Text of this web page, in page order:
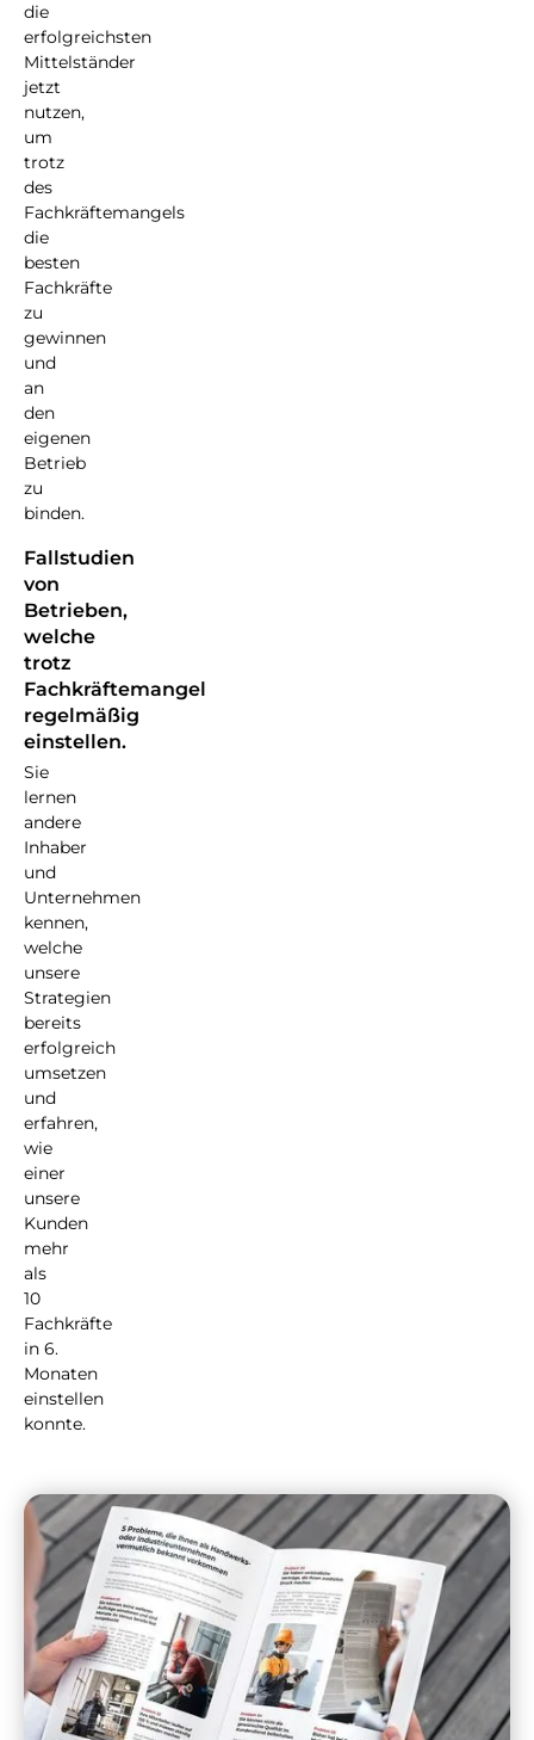
die
erfolgreichsten
Mittelständer
jetzt
nutzen,
um
trotz
des
Fachkräftemangels
die
besten
Fachkräfte
zu
gewinnen
und
an
den
eigenen
Betrieb
zu
binden.
Fallstudien
von
Betrieben,
welche
trotz
Fachkräftemangel
regelmäßig
einstellen.
Sie
lernen
andere
Inhaber
und
Unternehmen
kennen,
welche
unsere
Strategien
bereits
erfolgreich
umsetzen
und
erfahren,
wie
einer
unsere
Kunden
mehr
als
10
Fachkräfte
in 6.
Monaten
einstellen
konnte.